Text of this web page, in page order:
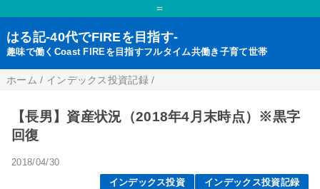
=
はる記-40代でFIREを目指す-
趣味で働くCoast FIREを目指すフルタイム共働き子育て世帯
ホーム / インデックス投資記録 /
【長男】資産状況（2018年4月末時点）※黒字
回復
2018/04/30
インデックス投資
インデックス投資記録